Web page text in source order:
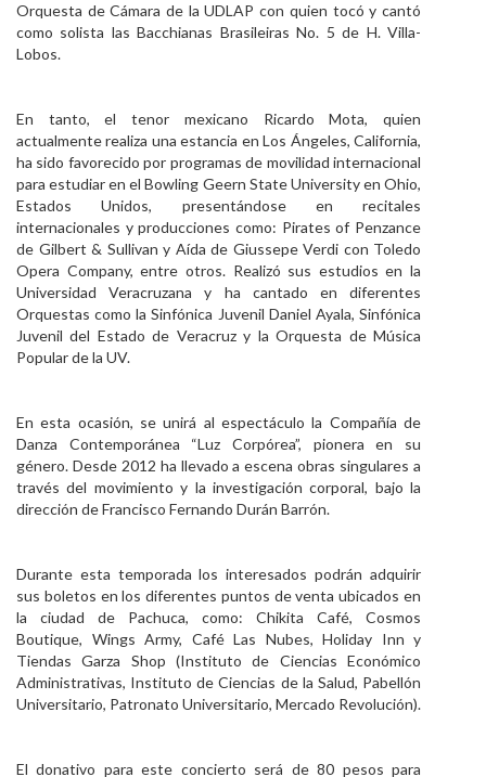
Orquesta de Cámara de la UDLAP con quien tocó y cantó
como solista las Bacchianas Brasileiras No. 5 de H. Villa-
Lobos.
En tanto, el tenor mexicano Ricardo Mota, quien
actualmente realiza una estancia en Los Ángeles, California,
ha sido favorecido por programas de movilidad internacional
para estudiar en el Bowling Geern State University en Ohio,
Estados Unidos, presentándose en recitales
internacionales y producciones como: Pirates of Penzance
de Gilbert & Sullivan y Aída de Giussepe Verdi con Toledo
Opera Company, entre otros. Realizó sus estudios en la
Universidad Veracruzana y ha cantado en diferentes
Orquestas como la Sinfónica Juvenil Daniel Ayala, Sinfónica
Juvenil del Estado de Veracruz y la Orquesta de Música
Popular de la UV.
En esta ocasión, se unirá al espectáculo la Compañía de
Danza Contemporánea “Luz Corpórea”, pionera en su
género. Desde 2012 ha llevado a escena obras singulares a
través del movimiento y la investigación corporal, bajo la
dirección de Francisco Fernando Durán Barrón.
Durante esta temporada los interesados podrán adquirir
sus boletos en los diferentes puntos de venta ubicados en
la ciudad de Pachuca, como: Chikita Café, Cosmos
Boutique, Wings Army, Café Las Nubes, Holiday Inn y
Tiendas Garza Shop (Instituto de Ciencias Económico
Administrativas, Instituto de Ciencias de la Salud, Pabellón
Universitario, Patronato Universitario, Mercado Revolución).
El donativo para este concierto será de 80 pesos para